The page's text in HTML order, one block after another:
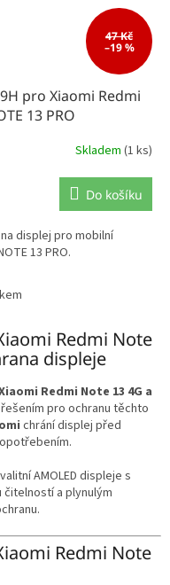
47 Kč
–19 %
pro Xiaomi Redmi
13 PRO
Skladem (1 ks)
Do košíku
displej pro mobilní
13 PRO.
Redmi Note
displeje
Redmi Note 13 4G a
pro ochranu těchto
chrání displej před
AMOLED displeje s
a plynulým
Redmi Note